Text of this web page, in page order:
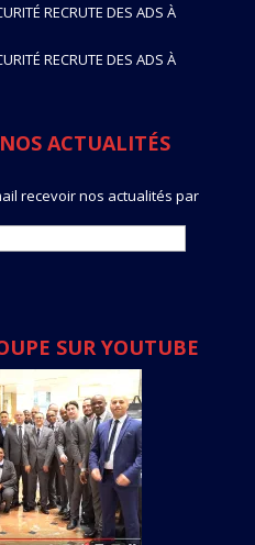
RECRUTE DES ADS À
RECRUTE DES ADS À
ACTUALITÉS
recevoir nos actualités par
SUR YOUTUBE